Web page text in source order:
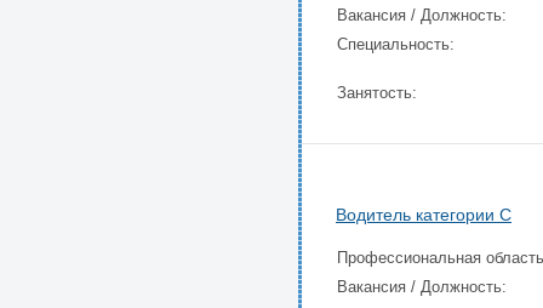
Вакансия / Должность:
Специальность:
Занятость:
Водитель категории C
Профессиональная
Вакансия / Должность: